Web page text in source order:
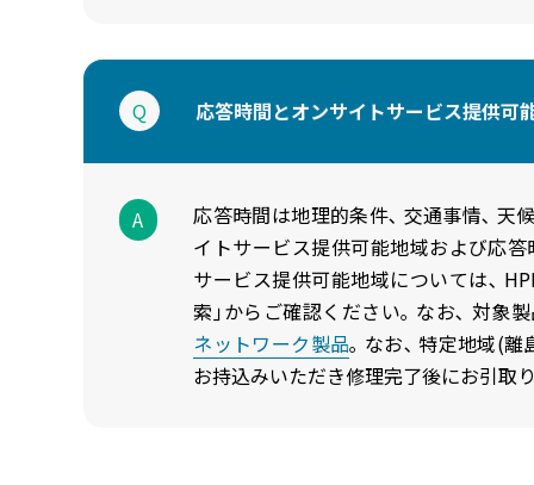
Q 応答時間とオンサイトサービス提供可
A
応答時間は地理的条件､ 交通事情､ 天
イトサービス提供可能地域および応
サービス提供可能地域については､
索｣からご確認ください｡ なお､ 対象
ネットワーク製品｡ なお､ 特定地域(離
お持込みいただき修理完了後にお引取